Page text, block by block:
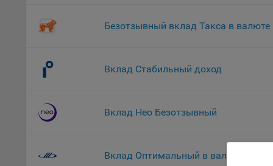
На
Безотзывный вклад Такса в валюте
Вклад Стабильный доход
Вклад Нео Безотзывный
Вклад Оптимальный в валюте